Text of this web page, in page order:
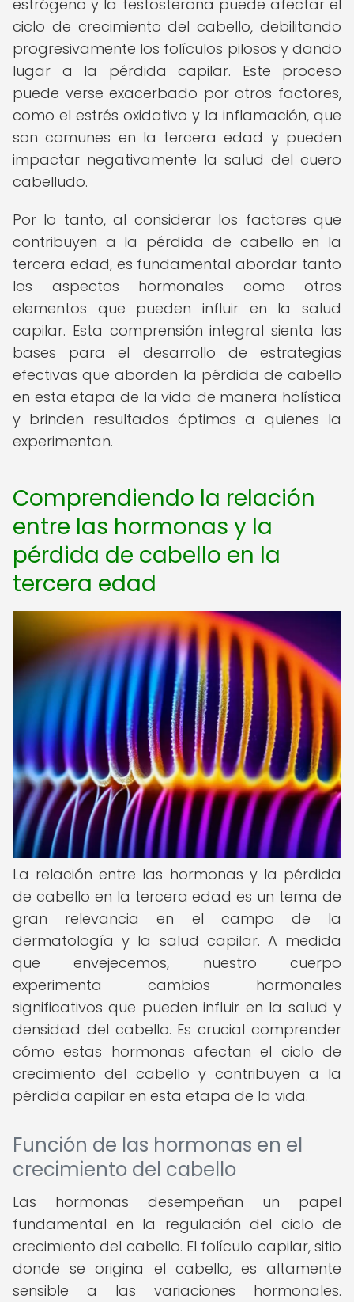
estrógeno y la testosterona puede afectar el
ciclo de crecimiento del cabello, debilitando
progresivamente los folículos pilosos y dando
lugar a la pérdida capilar. Este proceso
puede verse exacerbado por otros factores,
como el estrés oxidativo y la inflamación, que
son comunes en la tercera edad y pueden
impactar negativamente la salud del cuero
cabelludo.
Por lo tanto, al considerar los factores que
contribuyen a la pérdida de cabello en la
tercera edad, es fundamental abordar tanto
los aspectos hormonales como otros
elementos que pueden influir en la salud
capilar. Esta comprensión integral sienta las
bases para el desarrollo de estrategias
efectivas que aborden la pérdida de cabello
en esta etapa de la vida de manera holística
y brinden resultados óptimos a quienes la
experimentan.
Comprendiendo la relación
entre las hormonas y la
pérdida de cabello en la
tercera edad
La relación entre las hormonas y la pérdida
de cabello en la tercera edad es un tema de
gran relevancia en el campo de la
dermatología y la salud capilar. A medida
que envejecemos, nuestro cuerpo
experimenta cambios hormonales
significativos que pueden influir en la salud y
densidad del cabello. Es crucial comprender
cómo estas hormonas afectan el ciclo de
crecimiento del cabello y contribuyen a la
pérdida capilar en esta etapa de la vida.
Función de las hormonas en el
crecimiento del cabello
Las hormonas desempeñan un papel
fundamental en la regulación del ciclo de
crecimiento del cabello. El folículo capilar, sitio
donde se origina el cabello, es altamente
sensible a las variaciones hormonales.